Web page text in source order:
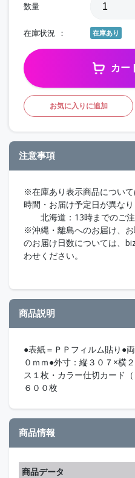
数量
在庫状況 在庫あり
カー
お気に入りに追加
注意事項
※在庫あり表示商品につい
時間・お届け予定日が異なり
北海道：13時までのご注
※沖縄・離島へのお届け、
のお届け日数については、
わせください。
商品説明
●表紙＝ＰＰフィルム貼り●
０ｍｍ●外寸：縦３０７×横
ス１枚・カラー仕切カード
６００枚
商品情報
商品データ